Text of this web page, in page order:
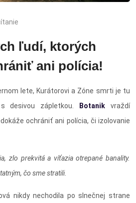
ľudí, ktorých
ani polícia!
lete, Kurátorovi a Zóne smrti je tu
desivou zápletkou. Botanik vraždí
ochrániť ani polícia, či izolovanie
zlo prekvitá a víťazia otrepané banality.
čo sme stratili.
nikdy nechodila po slnečnej strane